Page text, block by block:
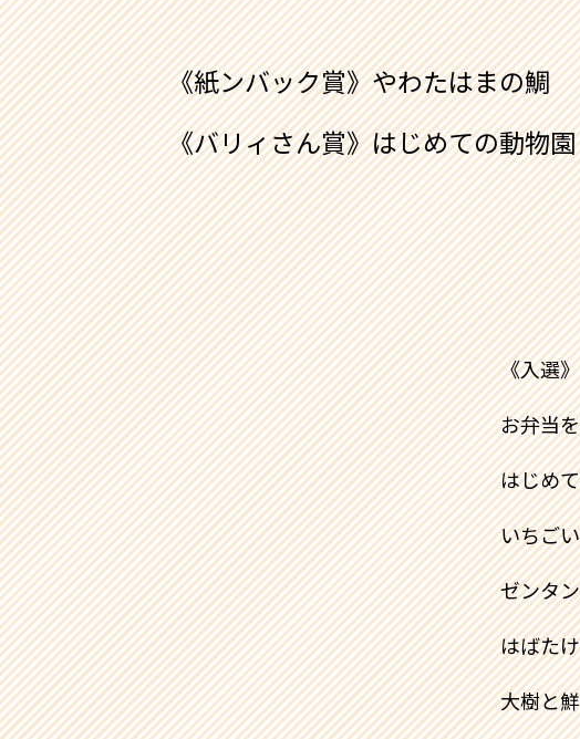
《紙ンバック賞》やわたはま
《バリィさん賞》はじめての動
《入選
お弁当
はじ
いち
ゼンタ
はばた
大樹